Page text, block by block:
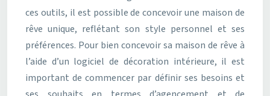
ces outils, il est possible de concevoir une maison de
rêve unique, reflétant son style personnel et ses
préférences. Pour bien concevoir sa maison de rêve à
l’aide d’un logiciel de décoration intérieure, il est
important de commencer par définir ses besoins et